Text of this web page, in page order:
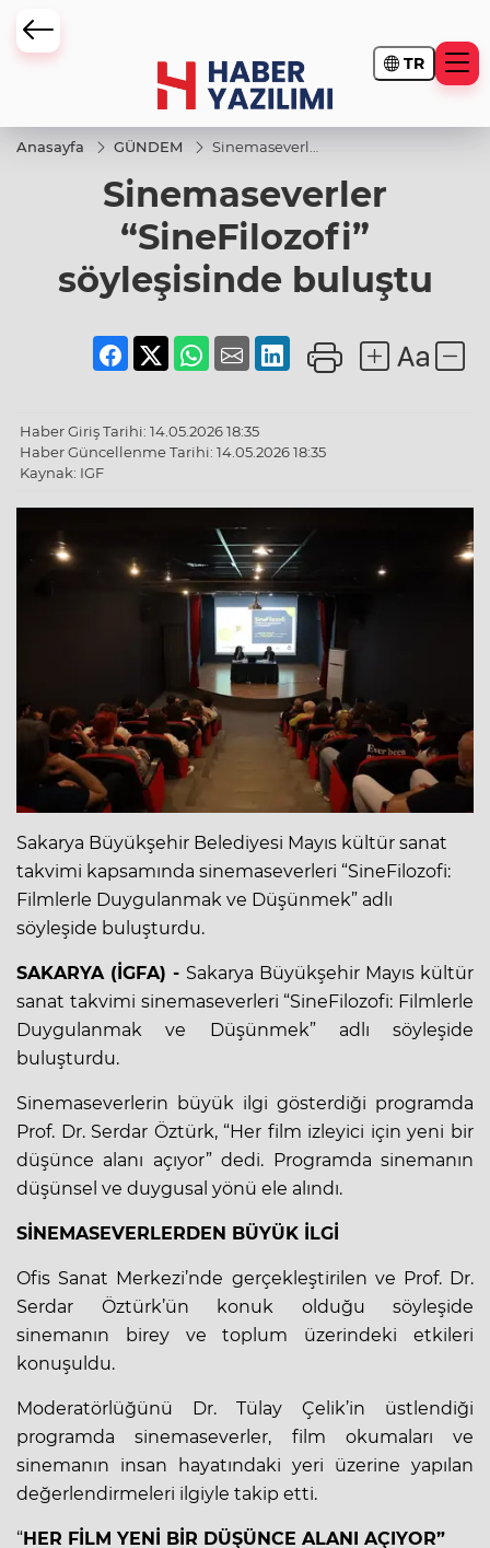
TR
Anasayfa GÜNDEM
Sinemaseverler
buluştu
Sinemaseverler
“SineFilozofi”
söyleşisinde buluştu
Haber Giriş Tarihi: 14.05.2026 18:35
Haber Güncellenme Tarihi: 14.05.2026 18:35
Kaynak: IGF
Sakarya Büyükşehir Belediyesi Mayıs kültür sanat
takvimi kapsamında sinemaseverleri “SineFilozofi:
Filmlerle Duygulanmak ve Düşünmek” adlı
söyleşide buluşturdu.
SAKARYA (İGFA) - Sakarya Büyükşehir Mayıs kültür
sanat takvimi sinemaseverleri “SineFilozofi: Filmlerle
Duygulanmak ve Düşünmek” adlı söyleşide
buluşturdu.
Sinemaseverlerin büyük ilgi gösterdiği programda
Prof. Dr. Serdar Öztürk, “Her film izleyici için yeni bir
düşünce alanı açıyor” dedi. Programda sinemanın
düşünsel ve duygusal yönü ele alındı.
SİNEMASEVERLERDEN BÜYÜK İLGİ
Ofis Sanat Merkezi’nde gerçekleştirilen ve Prof. Dr.
Serdar Öztürk’ün konuk olduğu söyleşide
sinemanın birey ve toplum üzerindeki etkileri
konuşuldu.
Moderatörlüğünü Dr. Tülay Çelik’in üstlendiği
programda sinemaseverler, film okumaları ve
sinemanın insan hayatındaki yeri üzerine yapılan
değerlendirmeleri ilgiyle takip etti.
“HER FİLM YENİ BİR DÜŞÜNCE ALANI AÇIYOR”